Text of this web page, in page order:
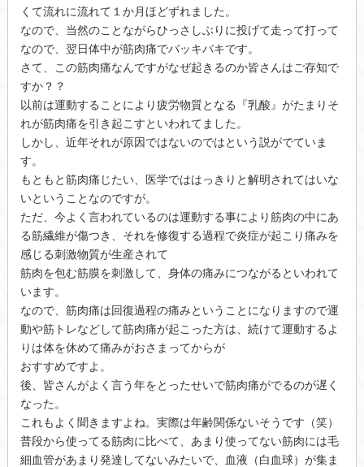
くて流れに流れて１か月ほどずれました。
なので、当然のことながらひっさしぶりに投げて走って打って
なので、翌日体中が筋肉痛でバッキバキです。
さて、この筋肉痛なんですがなぜ起きるのか皆さんはご存知で
すか？？
以前は運動することにより疲労物質となる『乳酸』がたまりそ
れが筋肉痛を引き起こすといわれてました。
しかし、近年それが原因ではないのではという説がでていま
す。
もともと筋肉痛じたい、医学でははっきりと解明されてはいな
いということなのですが。
ただ、今よく言われているのは運動する事により筋肉の中にあ
る筋繊維が傷つき、それを修復する過程で炎症が起こり痛みを
感じる刺激物質が生産されて
筋肉を包む筋膜を刺激して、身体の痛みにつながるといわれて
います。
なので、筋肉痛は回復過程の痛みということになりますので運
動や筋トレなどして筋肉痛が起こった方は、続けて運動するよ
りは体を休めて痛みがおさまってからが
おすすめですよ。
後、皆さんがよく言う年をとったせいで筋肉痛がでるのが遅く
なった。
これもよく聞きますよね。実際は年齢関係ないそうです（笑）
普段から使ってる筋肉に比べて、あまり使ってない筋肉には毛
細血管があまり発達してないみたいで、血液（白血球）が集ま